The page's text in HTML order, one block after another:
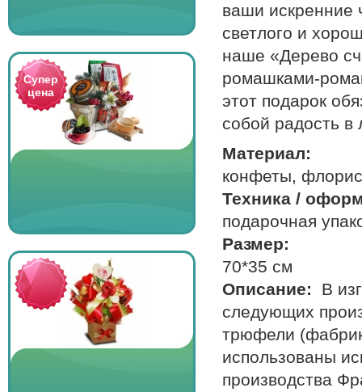
Супер
цена
ваши искренние
светлого и
наше «Дерево
ромашками-
этот подарок
собой радость
Материал:
конфеты,
Техника /
подарочная
Размер:
70*35 см
Описание:
В
следующих
трюфели
использованы
производства